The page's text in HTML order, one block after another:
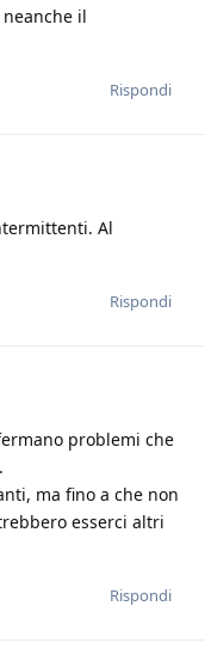
il
Rispondi
Al
Rispondi
problemi che
ma fino a che non
esserci altri
Rispondi